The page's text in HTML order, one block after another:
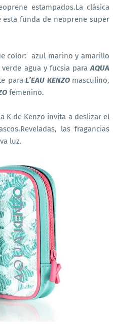
estampados.La clásica
esta funda de neoprene super
color: azul marino y amarillo
verde agua y fucsia paraAQUA
paraL’EAU KENZO masculino,
femenino.
K de Kenzo invita a deslizar el
las fragancias
luz.